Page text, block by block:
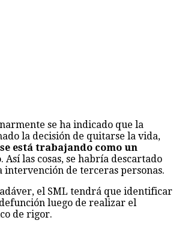
se ha indicado que la
la decisión de quitarse la vida,
está trabajando como un
. Así las cosas, se habría descartado
de terceras personas.
el SML tendrá que identificar
luego de realizar el
de rigor.